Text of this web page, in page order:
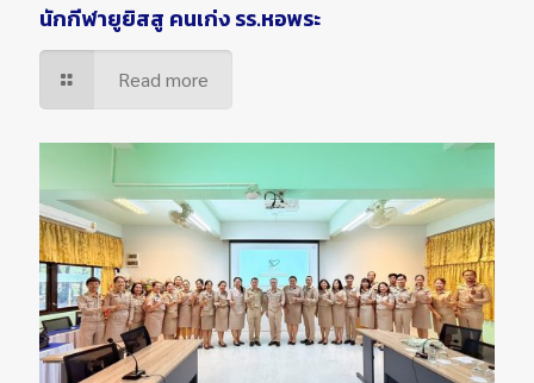
นักกีฬายูยิสสู คนเก่ง รร.หอพระ
Read more